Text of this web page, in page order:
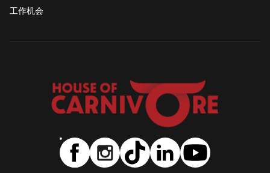
工作机会